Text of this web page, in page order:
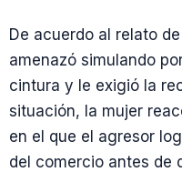
De acuerdo al relato
amenazó simulando
cintura y le exigió la
situación, la mujer
en el que el agresor
del comercio antes de